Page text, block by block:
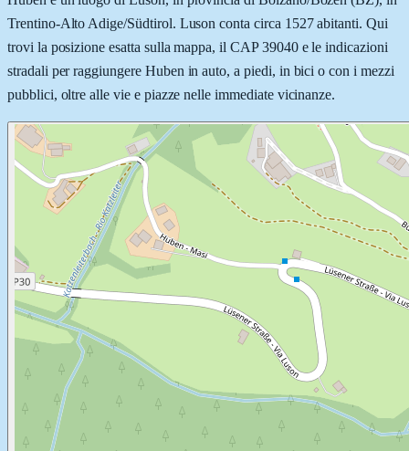
Trentino-Alto Adige/Südtirol. Luson conta circa 1527 abitanti. Qui
trovi la posizione esatta sulla mappa, il CAP 39040 e le indicazioni
stradali per raggiungere Huben in auto, a piedi, in bici o con i mezzi
pubblici, oltre alle vie e piazze nelle immediate vicinanze.